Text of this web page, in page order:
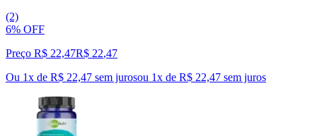
(2)
6% OFF
Preço R$ 22,47R$ 22,47
Ou 1x de R$ 22,47 sem jurosou 1x de R$ 22,47 sem juros